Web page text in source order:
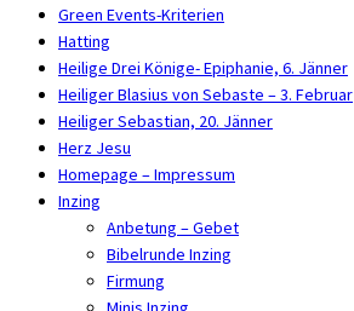
Green Events-Kriterien
Hatting
Heilige Drei Könige- Epiphanie, 6. Jänner
Heiliger Blasius von Sebaste – 3. Februar
Heiliger Sebastian, 20. Jänner
Herz Jesu
Homepage – Impressum
Inzing
Anbetung – Gebet
Bibelrunde Inzing
Firmung